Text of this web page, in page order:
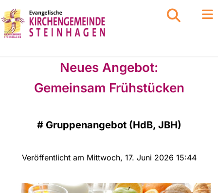
Neues Angebot:
Gemeinsam Frühstücken
# Gruppenangebot (HdB, JBH)
Veröffentlicht am Mittwoch, 17. Juni 2026 15:44